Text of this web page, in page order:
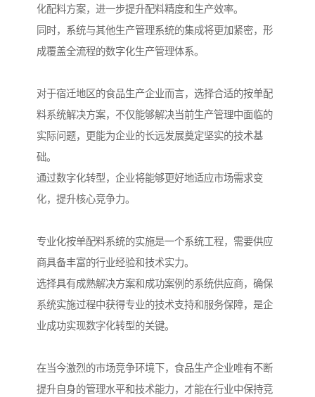
化配料方案，进一步提升配料精度和生产效率。
同时，系统与其他生产管理系统的集成将更加紧密，形
成覆盖全流程的数字化生产管理体系。
对于宿迁地区的食品生产企业而言，选择合适的按单配
料系统解决方案，不仅能够解决当前生产管理中面临的
实际问题，更能为企业的长远发展奠定坚实的技术基
础。
通过数字化转型，企业将能够更好地适应市场需求变
化，提升核心竞争力。
专业化按单配料系统的实施是一个系统工程，需要供应
商具备丰富的行业经验和技术实力。
选择具有成熟解决方案和成功案例的系统供应商，确保
系统实施过程中获得专业的技术支持和服务保障，是企
业成功实现数字化转型的关键。
在当今激烈的市场竞争环境下，食品生产企业唯有不断
提升自身的管理水平和技术能力，才能在行业中保持竞